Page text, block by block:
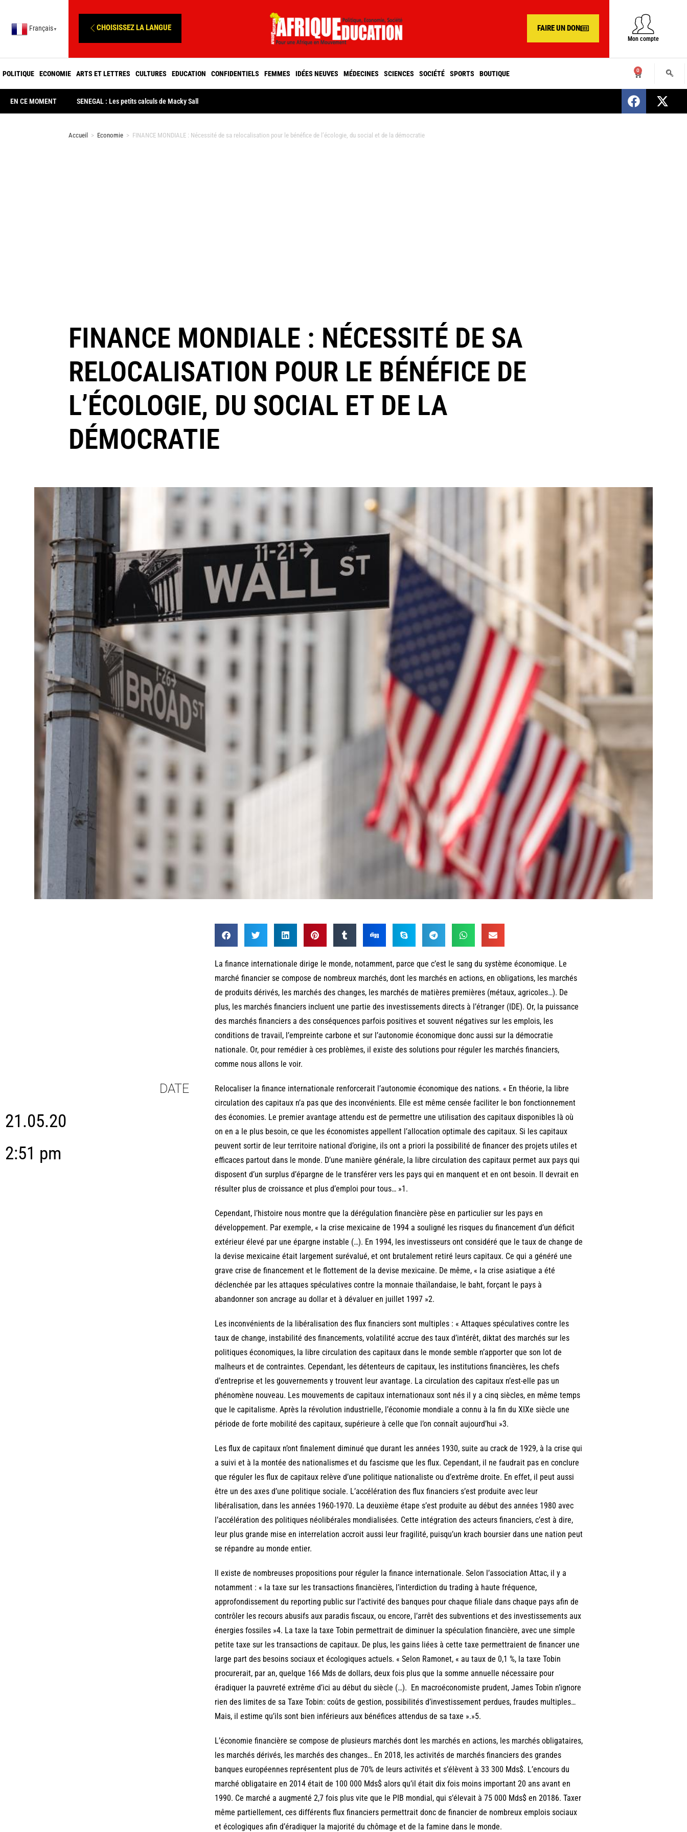
Français ▼ CHOISISSEZ LA LANGUE FAIRE UN DON
Mon compte
POLITIQUE ECONOMIE ARTS ET LETTRES CULTURES EDUCATION CONFIDENTIELS FEMMES IDÉES NEUVES MÉDECINES SCIENCES SOCIÉTÉ SPORTS BOUTIQUE 0
EN CE MOMENT SENEGAL : Les petits calculs de Macky Sall SENEGAL : Nomination d’un nouveau
Accueil > Economie > FINANCE MONDIALE : Nécessité de sa relocalisation pour le bénéfice de l’écologie, du social et de la démocratie
FINANCE MONDIALE : NÉCESSITÉ DE SA
RELOCALISATION POUR LE BÉNÉFICE DE
L’ÉCOLOGIE, DU SOCIAL ET DE LA
DÉMOCRATIE
DATE
21.05.20
2:51 pm
La finance internationale dirige le monde, notamment, parce que c’est le sang du système économique. Le
marché financier se compose de nombreux marchés, dont les marchés en actions, en obligations, les marchés
de produits dérivés, les marchés des changes, les marchés de matières premières (métaux, agricoles…). De
plus, les marchés financiers incluent une partie des investissements directs à l’étranger (IDE). Or, la puissance
des marchés financiers a des conséquences parfois positives et souvent négatives sur les emplois, les
conditions de travail, l’empreinte carbone et sur l’autonomie économique donc aussi sur la démocratie
nationale. Or, pour remédier à ces problèmes, il existe des solutions pour réguler les marchés financiers,
comme nous allons le voir.
Relocaliser la finance internationale renforcerait l’autonomie économique des nations. « En théorie, la libre
circulation des capitaux n’a pas que des inconvénients. Elle est même censée faciliter le bon fonctionnement
des économies. Le premier avantage attendu est de permettre une utilisation des capitaux disponibles là où
on en a le plus besoin, ce que les économistes appellent l’allocation optimale des capitaux. Si les capitaux
peuvent sortir de leur territoire national d’origine, ils ont a priori la possibilité de financer des projets utiles et
efficaces partout dans le monde. D’une manière générale, la libre circulation des capitaux permet aux pays qui
disposent d’un surplus d’épargne de le transférer vers les pays qui en manquent et en ont besoin. Il devrait en
résulter plus de croissance et plus d’emploi pour tous… »1.
Cependant, l’histoire nous montre que la dérégulation financière pèse en particulier sur les pays en
développement. Par exemple, « la crise mexicaine de 1994 a souligné les risques du financement d’un déficit
extérieur élevé par une épargne instable (…). En 1994, les investisseurs ont considéré que le taux de change de
la devise mexicaine était largement surévalué, et ont brutalement retiré leurs capitaux. Ce qui a généré une
grave crise de financement et le flottement de la devise mexicaine. De même, « la crise asiatique a été
déclenchée par les attaques spéculatives contre la monnaie thaïlandaise, le baht, forçant le pays à
abandonner son ancrage au dollar et à dévaluer en juillet 1997 »2.
Les inconvénients de la libéralisation des flux financiers sont multiples : « Attaques spéculatives contre les
taux de change, instabilité des financements, volatilité accrue des taux d’intérêt, diktat des marchés sur les
politiques économiques, la libre circulation des capitaux dans le monde semble n’apporter que son lot de
malheurs et de contraintes. Cependant, les détenteurs de capitaux, les institutions financières, les chefs
d’entreprise et les gouvernements y trouvent leur avantage. La circulation des capitaux n’est-elle pas un
phénomène nouveau. Les mouvements de capitaux internationaux sont nés il y a cinq siècles, en même temps
que le capitalisme. Après la révolution industrielle, l’économie mondiale a connu à la fin du XIXe siècle une
période de forte mobilité des capitaux, supérieure à celle que l’on connaît aujourd’hui »3.
Les flux de capitaux n’ont finalement diminué que durant les années 1930, suite au crack de 1929, à la crise qui
a suivi et à la montée des nationalismes et du fascisme que les flux. Cependant, il ne faudrait pas en conclure
que réguler les flux de capitaux relève d’une politique nationaliste ou d’extrême droite. En effet, il peut aussi
être un des axes d’une politique sociale. L’accélération des flux financiers s’est produite avec leur
libéralisation, dans les années 1960-1970. La deuxième étape s’est produite au début des années 1980 avec
l’accélération des politiques néolibérales mondialisées. Cette intégration des acteurs financiers, c’est à dire,
leur plus grande mise en interrelation accroit aussi leur fragilité, puisqu’un krach boursier dans une nation peut
se répandre au monde entier.
Il existe de nombreuses propositions pour réguler la finance internationale. Selon l’association Attac, il y a
notamment : « la taxe sur les transactions financières, l’interdiction du trading à haute fréquence,
approfondissement du reporting public sur l’activité des banques pour chaque filiale dans chaque pays afin de
contrôler les recours abusifs aux paradis fiscaux, ou encore, l’arrêt des subventions et des investissements aux
énergies fossiles »4. La taxe la taxe Tobin permettrait de diminuer la spéculation financière, avec une simple
petite taxe sur les transactions de capitaux. De plus, les gains liées à cette taxe permettraient de financer une
large part des besoins sociaux et écologiques actuels. « Selon Ramonet, « au taux de 0,1 %, la taxe Tobin
procurerait, par an, quelque 166 Mds de dollars, deux fois plus que la somme annuelle nécessaire pour
éradiquer la pauvreté extrême d’ici au début du siècle (…). En macroéconomiste prudent, James Tobin n’ignore
rien des limites de sa Taxe Tobin: coûts de gestion, possibilités d’investissement perdues, fraudes multiples…
Mais, il estime qu’ils sont bien inférieurs aux bénéfices attendus de sa taxe ».»5.
L’économie financière se compose de plusieurs marchés dont les marchés en actions, les marchés obligataires,
les marchés dérivés, les marchés des changes… En 2018, les activités de marchés financiers des grandes
banques européennes représentent plus de 70% de leurs activités et s’élèvent à 33 300 Mds$. L’encours du
marché obligataire en 2014 était de 100 000 Mds$ alors qu’il était dix fois moins important 20 ans avant en
1990. Ce marché a augmenté 2,7 fois plus vite que le PIB mondial, qui s’élevait à 75 000 Mds$ en 20186. Taxer
même partiellement, ces différents flux financiers permettrait donc de financier de nombreux emplois sociaux
et écologiques afin d’éradiquer la majorité du chômage et de la famine dans le monde.